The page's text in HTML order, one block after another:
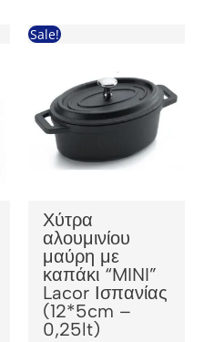
Sale!
Χύτρα
αλουμινίου
μαύρη με
καπάκι “MINI”
Lacor Ισπανίας
(12*5cm –
0,25lt)